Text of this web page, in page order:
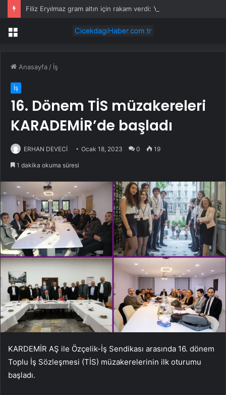
Menü
Anasayfa / İş
İş
16. Dönem TİS müzakereleri
KARADEMİR’de başladı
ERHAN DEVECİ Ocak 18, 2023 0 19
1 dakika okuma süresi
KARDEMİR AŞ ile Özçelik-İş Sendikası arasında 16. dönem
Toplu İş Sözleşmesi (TİS) müzakerelerinin ilk oturumu
başladı.